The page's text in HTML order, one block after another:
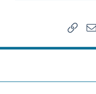
WhatsAppالبريد الإلكتروني